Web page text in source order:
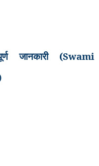
जानकारी (Swami